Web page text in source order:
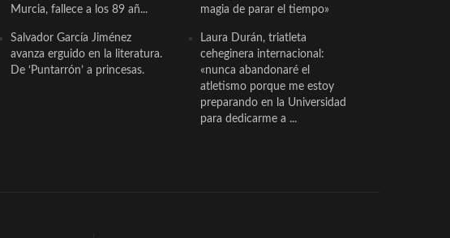
Murcia, fallece a los 89 añ...
Salvador García Jiménez
avanza erguido en la literatura.
De ‘Puntarrón’ a princesas.
magia de parar el tiempo»
Laura Durán, triatleta
ceheginera internacional:
«nunca abandonaré el
atletismo porque me estoy
preparando en la Universidad
para dedicarme a ...